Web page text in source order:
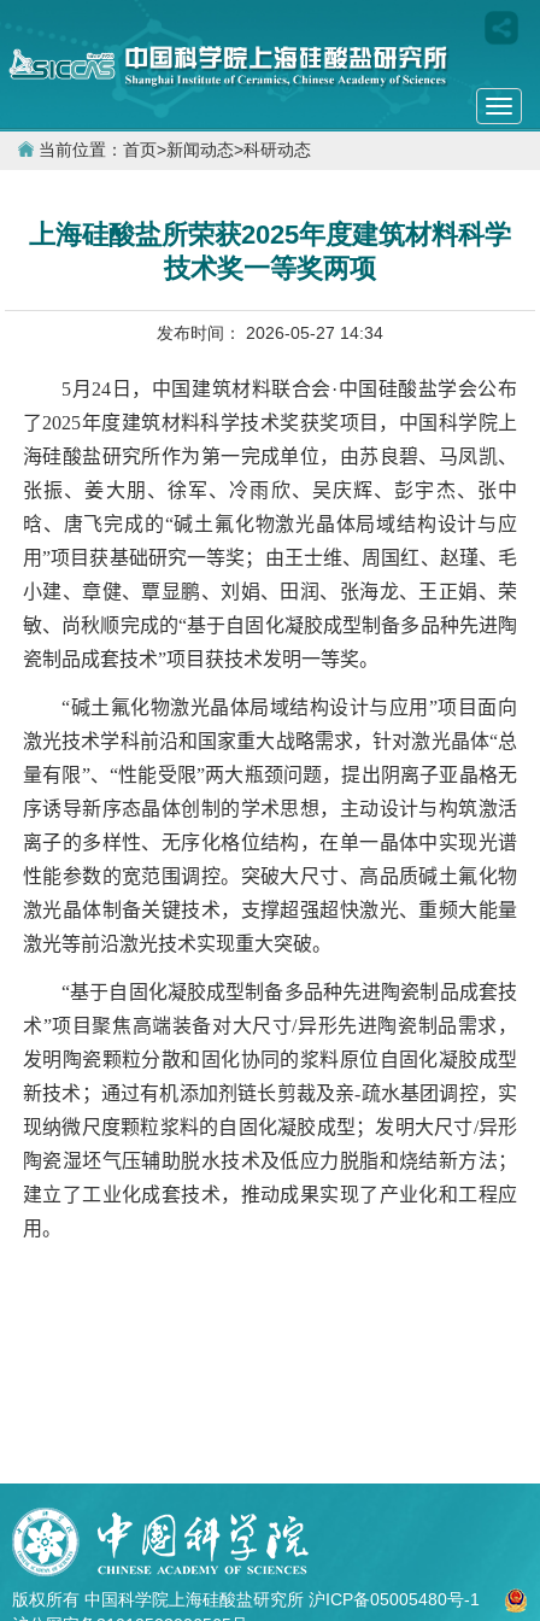
当前位置： 首页>新闻动态>科研动态
上海硅酸盐所荣获2025年度建筑材料科学
技术奖一等奖两项
发布时间： 2026-05-27 14:34
5月 24 日，中国建筑材料联合会·中国硅酸盐学会公布
了2025年度建筑材料科学技术奖获奖项目，中国科学院上
海硅酸盐研究所作为第一完成单位，由苏良碧、马凤凯、
张振、姜大朋、徐军、冷雨欣、吴庆辉、彭宇杰、张中
晗、唐飞完成的“碱土氟化物激光晶体局域结构设计与应
用”项目获基础研究一等奖；由王士维、周国红、赵瑾、毛
小建、章健、覃显鹏、刘娟、田润、张海龙、王正娟、荣
敏、尚秋顺完成的“基于自固化凝胶成型制备多品种先进陶
瓷制品成套技术”项目获技术发明一等奖。
“碱土氟化物激光晶体局域结构设计与应用”项目面向
激光技术学科前沿和国家重大战略需求，针对激光晶体“总
量有限”、“性能受限”两大瓶颈问题，提出阴离子亚晶格无
序诱导新序态晶体创制的学术思想，主动设计与构筑激活
离子的多样性、无序化格位结构，在单一晶体中实现光谱
性能参数的宽范围调控。突破大尺寸、高品质碱土氟化物
激光晶体制备关键技术，支撑超强超快激光、重频大能量
激光等前沿激光技术实现重大突破。
“基于自固化凝胶成型制备多品种先进陶瓷制品成套技
术”项目聚焦高端装备对大尺寸/异形先进陶瓷制品需求，
发明陶瓷颗粒分散和固化协同的浆料原位自固化凝胶成型
新技术；通过有机添加剂链长剪裁及亲-疏水基团调控，实
现纳微尺度颗粒浆料的自固化凝胶成型；发明大尺寸/异形
陶瓷湿坯气压辅助脱水技术及低应力脱脂和烧结新方法；
建立了工业化成套技术，推动成果实现了产业化和工程应
用。
版权所有 中国科学院上海硅酸盐研究所 沪ICP备05005480号-1